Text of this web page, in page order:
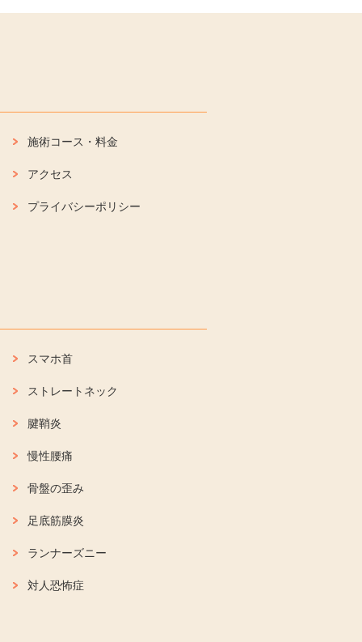
施術コース・料金
アクセス
プライバシーポリシー
スマホ首
ストレートネック
腱鞘炎
慢性腰痛
骨盤の歪み
足底筋膜炎
ランナーズニー
対人恐怖症